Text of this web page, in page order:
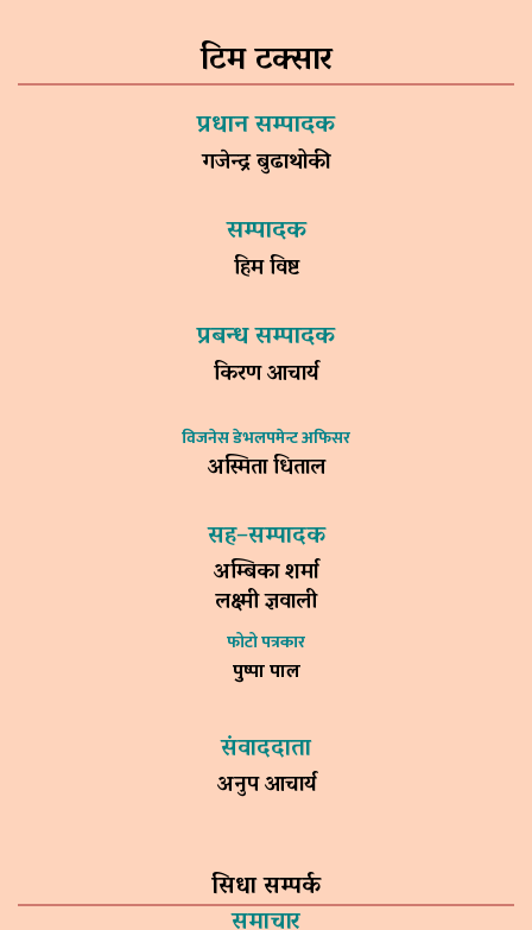
टिम टक्सार
प्रधान सम्पादक
गजेन्द्र बुढाथोकी
सम्पादक
हिम विष्ट
प्रबन्ध सम्पादक
किरण आचार्य
विजनेस डेभलपमेन्ट अफिसर
अस्मिता धिताल
सह–सम्पादक
अम्बिका शर्मा
लक्ष्मी ज्ञवाली
फोटो पत्रकार
पुष्पा पाल
संवाददाता
अनुप आचार्य
सिधा सम्पर्क